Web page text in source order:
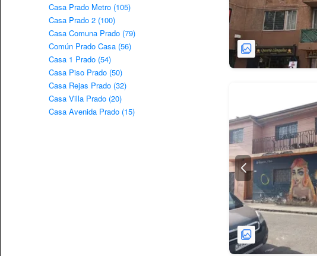
Casa Prado Metro (105)
Casa Prado 2 (100)
Casa Comuna Prado (79)
Común Prado Casa (56)
Casa 1 Prado (54)
Casa Piso Prado (50)
Casa Rejas Prado (32)
Casa Villa Prado (20)
Casa Avenida Prado (15)